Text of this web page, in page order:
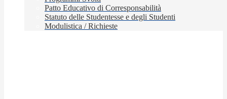
Patto Educativo di Corresponsabilità
Statuto delle Studentesse e degli Studenti
Modulistica / Richieste